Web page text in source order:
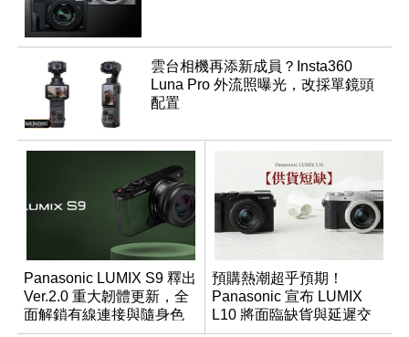
雲台相機再添新成員？Insta360
Luna Pro 外流照曝光，改採單鏡頭
配置
Panasonic LUMIX S9 釋出
Ver.2.0 重大韌體更新，全
面解鎖有線連接與隨身色
調編輯
預購熱潮超乎預期！
Panasonic 宣布 LUMIX
L10 將面臨缺貨與延遲交
貨時間